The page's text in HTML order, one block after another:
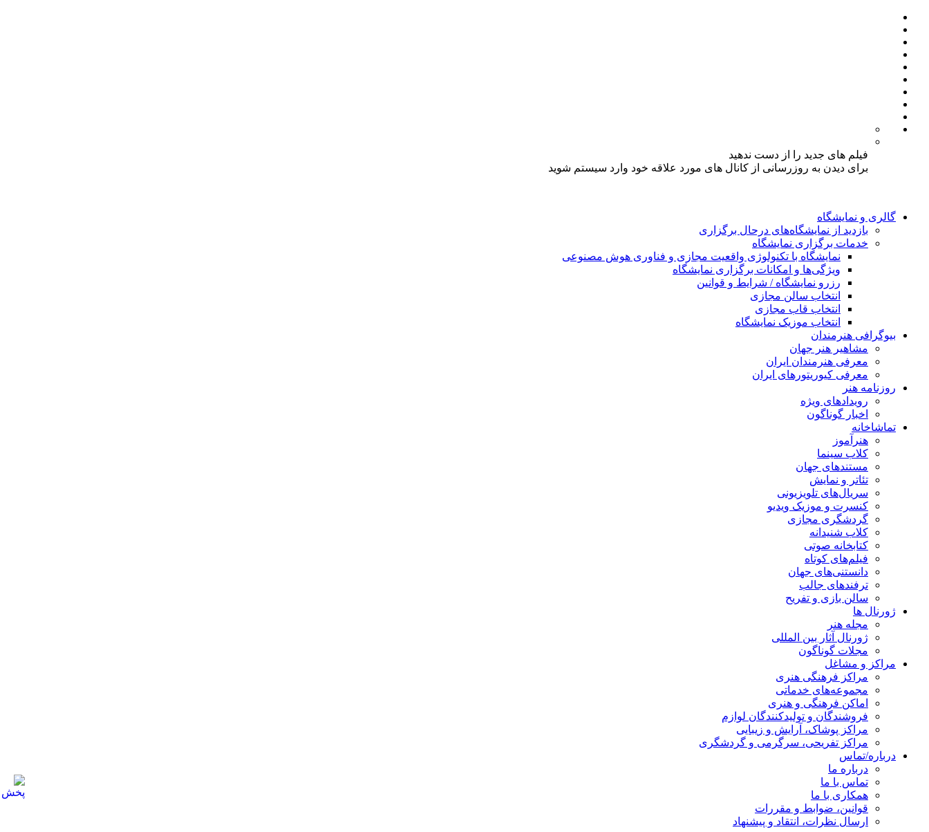
فیلم های جدید را از دست ندهید
برای دیدن به روزرسانی از کانال های مورد علاقه خود وارد سیستم شوید
گالری و نمایشگاه
بازدید از نمایشگاه‌های درحال برگزاری
خدمات برگزاری نمایشگاه
نمایشگاه با تکنولوژی واقعیت مجازی و فناوری هوش مصنوعی
ویژگی‌ها و امکانات برگزاری نمایشگاه
رزرو نمایشگاه / شرایط و قوانین
انتخاب سالن مجازی
انتخاب قاب مجازی
انتخاب موزیک نمایشگاه
بیوگرافی هنرمندان
مشاهیر هنر جهان
معرفی هنرمندان ایران
معرفی کیوریتورهای ایران
روزنامه هنر
رویدادهای ویژه
اخبار گوناگون
تماشاخانه
هنرآموز
کلاب سینما
مستندهای جهان
تئاتر و نمایش
سریال‌های تلویزیونی
کنسرت و موزیک ویدیو
گردشگری مجازی
کلاب شنیدانه
کتابخانه صوتی
فیلم‌های کوتاه
دانستنی‌های جهان
ترفندهای جالب
سالن بازی و تفریح
ژورنال ها
مجله هنر
ژورنال آثار بین المللی
مجلات گوناگون
مراکز و مشاغل
مراکز فرهنگی هنری
مجموعه‌های خدماتی
اماکن فرهنگی و هنری
فروشندگان و تولیدکنندگان لوازم
مراکز پوشاک، آرایش و زیبایی
مراکز تفریحی، سرگرمی و گردشگری
درباره/تماس
درباره ما
تماس با ما
همکاری با ما
قوانین، ضوابط و مقررات
ارسال نظرات، انتقاد و پیشنهاد